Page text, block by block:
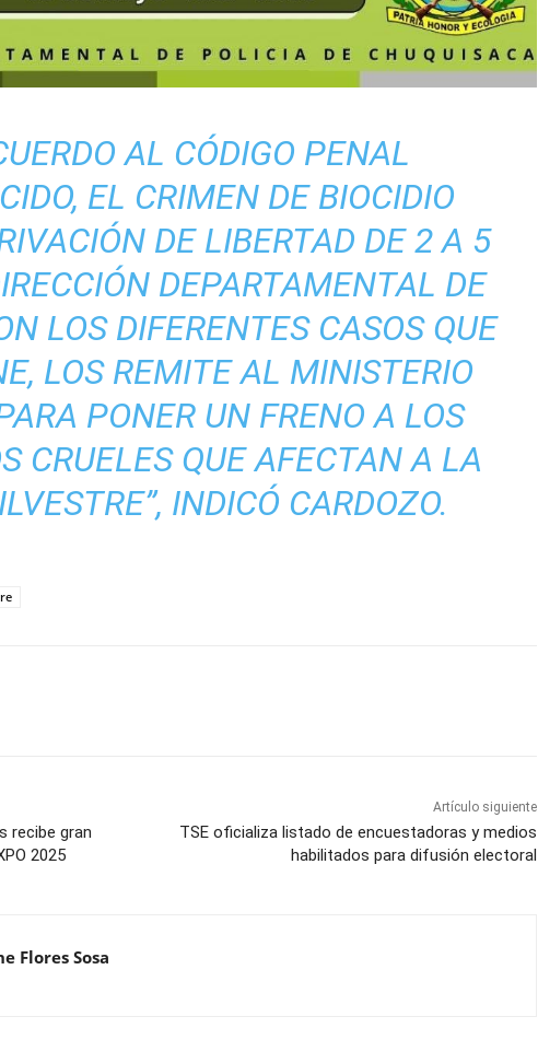
AL CÓDIGO PENAL
EL CRIMEN DE BIOCIDIO
DE LIBERTAD DE 2 A 5
DEPARTAMENTAL DE
LOS DIFERENTES CASOS QUE
LOS REMITE AL MINISTERIO
PONER UN FRENO A LOS
CRUELES QUE AFECTAN A LA
INDICÓ CARDOZO.
recibe gran
2025
Artículo siguiente
TSE oficializa listado de encuestadoras y medios
habilitados para difusión electoral
Flores Sosa